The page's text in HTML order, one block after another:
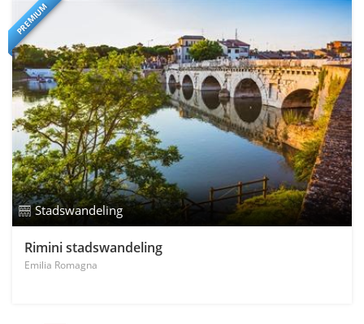
PREMIUM
Stadswandeling
Rimini stadswandeling
Emilia Romagna